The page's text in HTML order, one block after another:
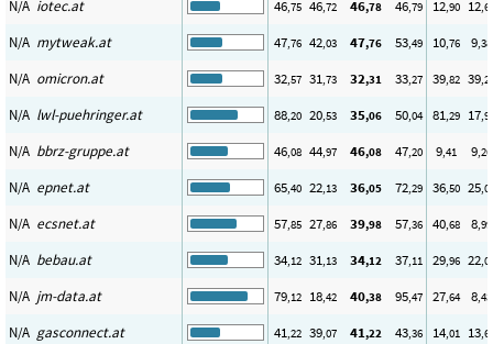
N/A iotec.at 46,75 46,72 46,78 46,79 12,90 12
N/A mytweak.at 47,76 42,03 47,76 53,49 10,76 9,38
N/A omicron.at 32,57 31,73 32,31 33,27 39,82 39
N/A lwl-puehringer.at 88,20 20,53 35,06 50,04 81,29 17
N/A bbrz-gruppe.at 46,08 44,97 46,08 47,20 9,41 9,26
N/A epnet.at 65,40 22,13 36,05 72,29 36,50 25
N/A ecsnet.at 57,85 27,86 39,98 57,36 40,68 8,99
N/A bebau.at 34,12 31,13 34,12 37,11 29,96 22
N/A jm-data.at 79,12 18,42 40,38 95,47 27,64 8,43
N/A gasconnect.at 41,22 39,07 41,22 43,36 14,01 13